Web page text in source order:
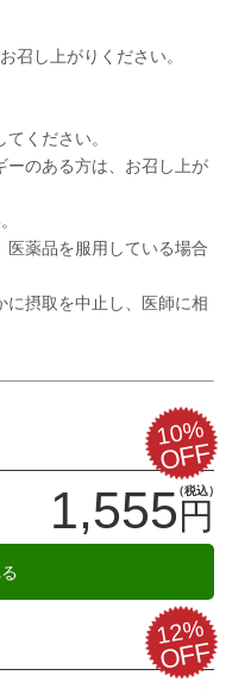
召し上がりください。
ください。
のある方は、お召し上が
薬品を服用している場合
摂取を中止し、医師に相
1,555 円
（税込）
10%
OFF
12%
OFF